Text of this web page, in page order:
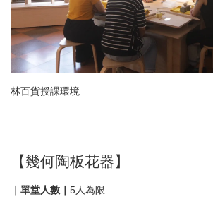
林百貨授課環境
【幾何陶板花器】
｜單堂人數｜ 5人為限